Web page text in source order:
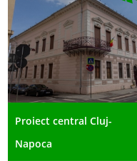
Proiect central Cluj-
Napoca